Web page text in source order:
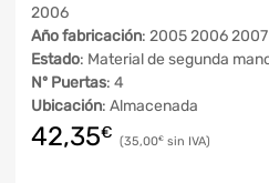
2006
Año fabricación: 2005 2006
Estado: Material de segunda
Nº Puertas: 4
Ubicación: Almacenada
42,35€ 35,00€